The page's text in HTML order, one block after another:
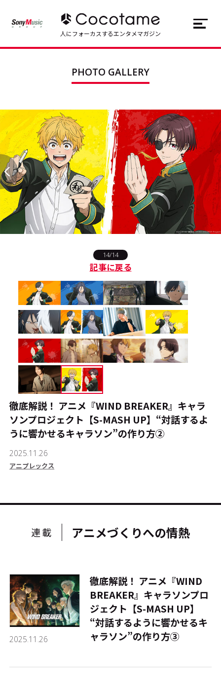
連載一覧 Series
Cocotameとは About
#エンタメ業界のちょっといい話
#リクルート
運営会社 プライバシーポリシー
本サイトご利用にあたって
お問い合わせ
JP EN
人にフォーカスするエンタメマガジン
PHOTO GALLERY
14/14
記事に戻る
徹底解説！ アニメ『WIND BREAKER』キャラ
ソンプロジェクト【S-MASH UP】――“対話するよ
うに響かせるキャラソン”の作り方②
2025.11.26
アニプレックス
連載 アニメづくりへの情熱
2025.11.26
徹底解説！ アニメ『WIND
BREAKER』キャラソンプロ
ジェクト【S-MASH UP】
――“対話するように響かせるキ
ャラソン”の作り方③